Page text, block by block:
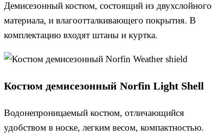
Демисезонный костюм, состоящий из двухслойного
материала, и влагоотталкивающего покрытия. В
комплектацию входят штаны и куртка.
Костюм демисезонный Norfin Light Shell
Водонепроницаемый костюм, отличающийся
удобством в носке, легким весом, компактностью.